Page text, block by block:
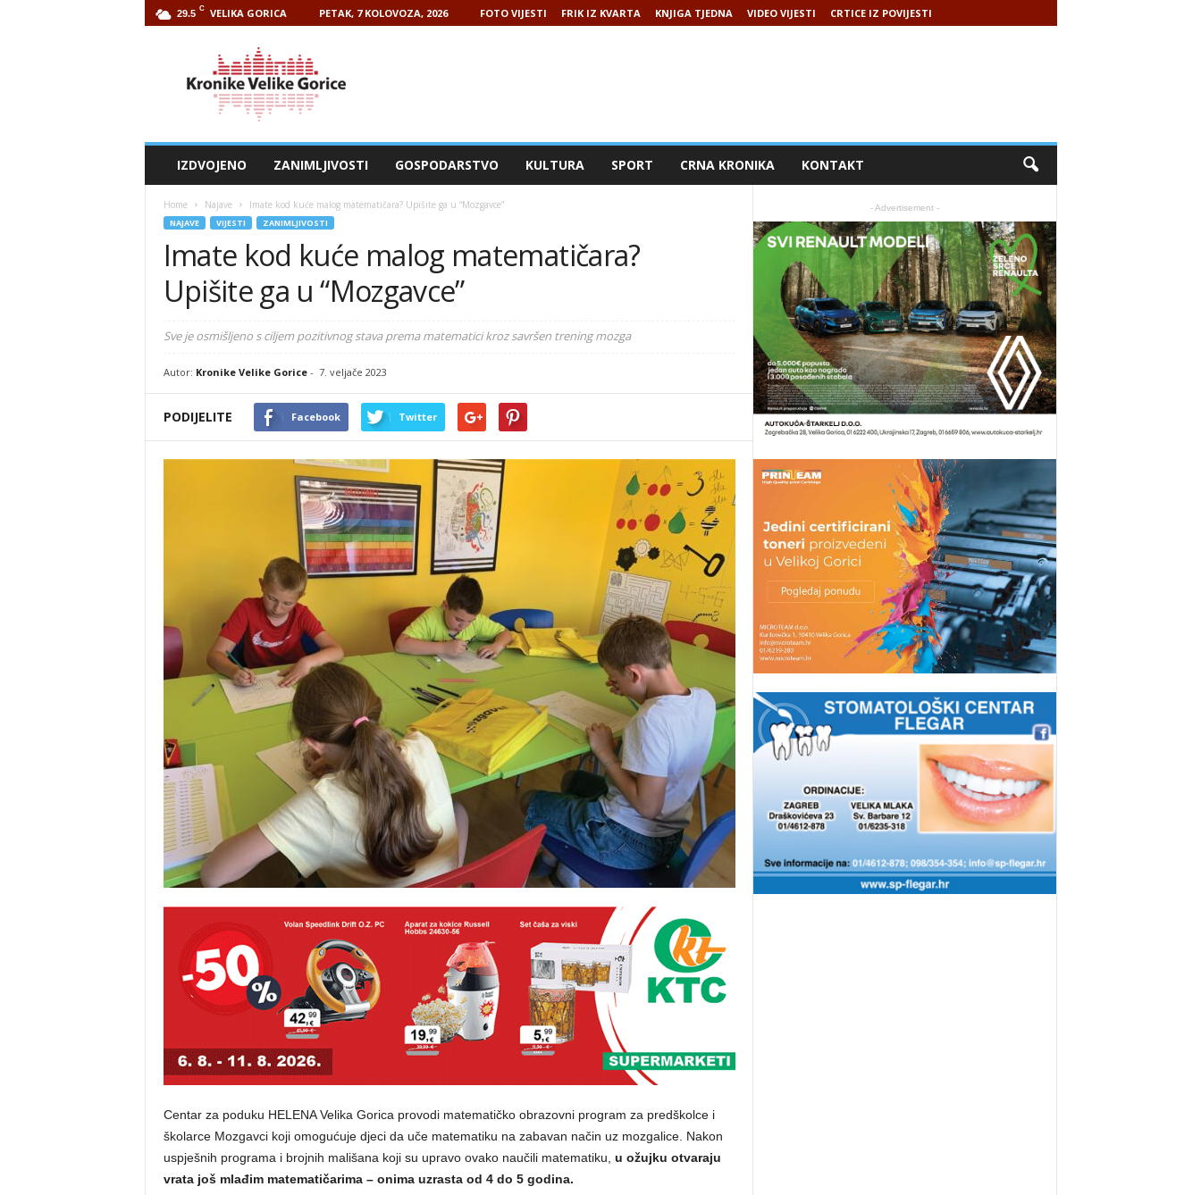
29.5 C VELIKA GORICA PETAK, 7 KOLOVOZA, 2026 FOTO VIJESTI FRIK IZ KVARTA KNJIGA TJEDNA VIDEO VIJESTI CRTICE IZ POVIJESTI
IZDVOJENO ZANIMLJIVOSTI GOSPODARSTVO KULTURA SPORT CRNA KRONIKA KONTAKT
Home Najave Imate kod kuće malog matematičara? Upišite ga u “Mozgavce”
NAJAVE VIJESTI ZANIMLJIVOSTI
Imate kod kuće malog matematičara?
Upišite ga u “Mozgavce”
Sve je osmišljeno s ciljem pozitivnog stava prema matematici kroz savršen trening mozga
Autor: Kronike Velike Gorice- 7. veljače 2023
PODIJELITE Facebook Twitter
Centar za poduku HELENA Velika Gorica provodi matematičko obrazovni program za predškolce i
školarce Mozgavci koji omogućuje djeci da uče matematiku na zabavan način uz mozgalice. Nakon
uspješnih programa i brojnih mališana koji su upravo ovako naučili matematiku, u ožujku otvaraju
vrata još mlađim matematičarima – onima uzrasta od 4 do 5 godina.
- Advertisement -